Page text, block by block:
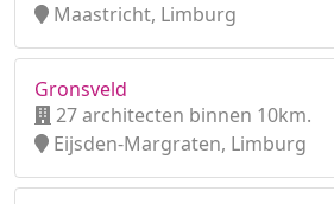
Maastricht, Limburg
Gronsveld
27 architecten binnen 10km.
Eijsden-Margraten, Limburg